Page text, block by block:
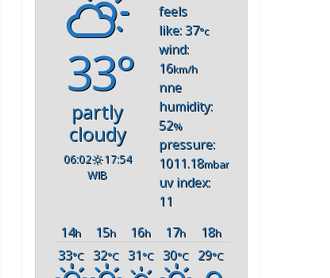
33°
partly
cloudy
06:02
17:54
WIB
feels
like: 37°c
wind:
16km/h
nne
humidity:
52%
pressure:
1011.18mbar
uv index:
11
14h 15h 16h 17h 18h
33°C 32°C 31°C 30°C 29°C